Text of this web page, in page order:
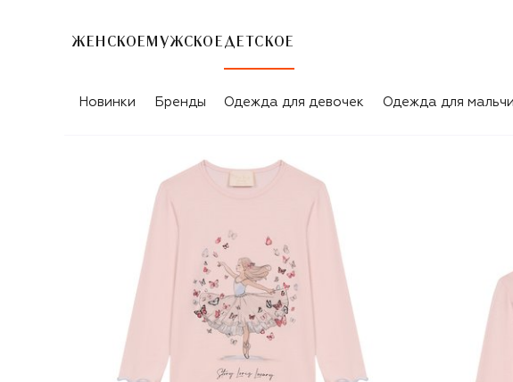
ЖЕНСКОЕ МУЖСКОЕ ДЕТСКОЕ
Новинки Бренды Одежда для девочек Одежда для